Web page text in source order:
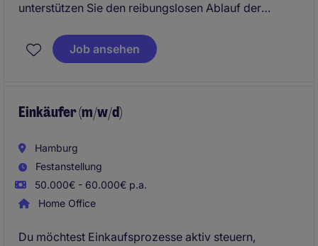
unterstützen Sie den reibungslosen Ablauf der
der Lieferantenbeziehungen bei. Sie arbeiten in
einem dynamischen Umfeld in Gingen an der Fils und
Job ansehen
Einkäufer (m/w/d)
Hamburg
Festanstellung
50.000€ - 60.000€ p.a.
Home Office
Du möchtest Einkaufsprozesse aktiv steuern,